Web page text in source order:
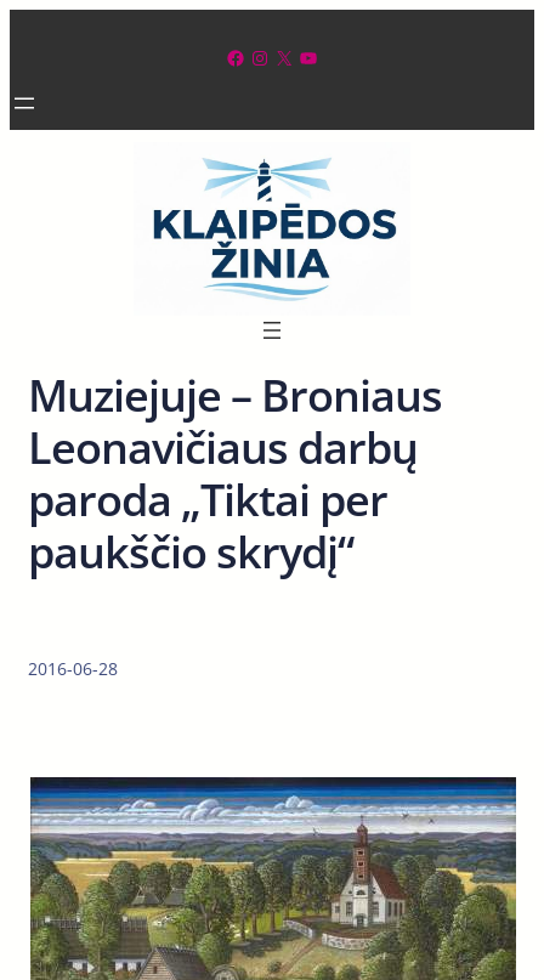
Facebook Instagram X YouTube
Muziejuje – Broniaus
Leonavičiaus darbų
paroda „Tiktai per
paukščio skrydį“
2016-06-28